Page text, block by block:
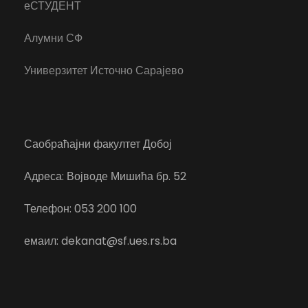
еСТУДЕНТ
Алумни СФ
Универзитет Источно Сарајево
Саобраћајни факултет Добој
Адреса: Војводе Мишића бр. 52
Телефон: 053 200 100
емаил: dekanat@sf.ues.rs.ba